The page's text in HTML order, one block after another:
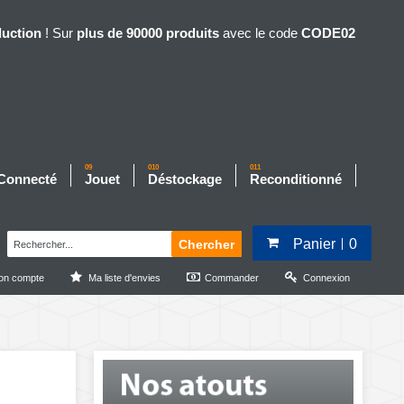
! Sur plus de 90000 produits avec le code CODE02
09
Jouet
010
Déstockage
011
Reconditionné
Panier 0
Chercher
compte Ma liste d'envies Commander Connexion